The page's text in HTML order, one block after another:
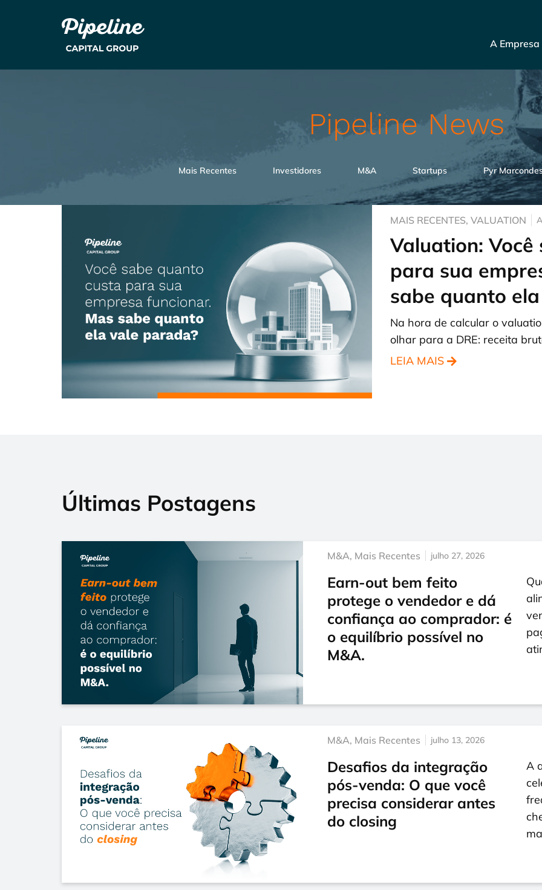
A Empresa
Pipeline News
Mais Recentes Investidores M&A Startups Pyr
MAIS RECENTES, VALUATION
Valuation:
para sua
sabe quanto
Na hora de calcular o
olhar para a DRE: receita
LEIA MAIS
Últimas Postagens
M&A, Mais Recentes julho 27, 2026
Earn-out bem feito
protege o vendedor e dá
confiança ao comprador: é
o equilíbrio possível no
M&A.
M&A, Mais Recentes julho 13, 2026
Desafios da integração
pós-venda: O que você
precisa considerar antes
do closing
A